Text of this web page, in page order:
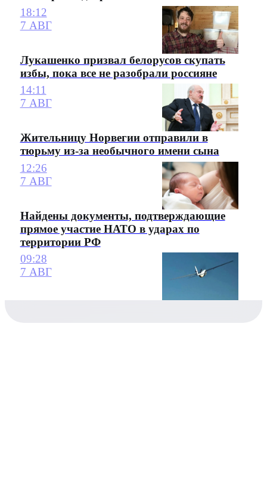
18:12
7 АВГ
Лукашенко призвал белорусов скупать
избы, пока все не разобрали россияне
14:11
7 АВГ
Жительницу Норвегии отправили в
тюрьму из-за необычного имени сына
12:26
7 АВГ
Найдены документы, подтверждающие
прямое участие НАТО в ударах по
территории РФ
09:28
7 АВГ